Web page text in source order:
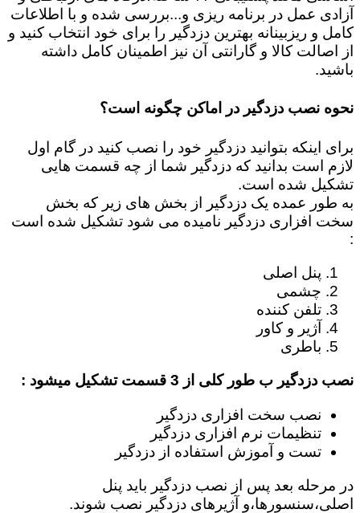
آزادی عمل در برنامه ریزی و...بررسی شده و با اطلاعات
کامل و ریزبینانه بهترین دزدگیر را برای خود انتخاب کنید و
از اصالت کالا و گارانتی آن نیز اطمینان کامل داشته
باشید.
نحوه نصب دزدگیر در اماکن چگونه است؟
برای اینکه بتوانید دزدگیر خود را نصب کنید در گام اول
لازم است بدانید که دزدگیر شما از چه قسمت هایی
تشکیل شده است.
به طور عمده یک دزدگیر از بخش های زیر که بخش
سخت افزاری دزدگیر نامیده می شود تشکیل شده است
:
پنل اصلی
چشمی
تلفن کننده
آژیر و کاور
باطری
نصب دزدگیر ب طور کلی از 3 قسمت تشکیل میشود :
نصب سخت افزاری دزدگیر
تنظیمات نرم افزاری دزدگیر
تست و آموزش استفاده از دزدگیر
در مرحله بعد پس از نصب دزدگیر باید پنل
اصلی،سنسورها،و آژیرهای دزدگیر نصب شوند.